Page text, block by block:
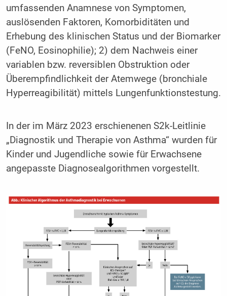
umfassenden Anamnese von Symptomen,
auslösenden Faktoren, Komorbiditäten und
Erhebung des klinischen Status und der Biomarker
(FeNO, Eosinophilie); 2) dem Nachweis einer
variablen bzw. reversiblen Obstruktion oder
Überempfindlichkeit der Atemwege (bronchiale
Hyperreagibilität) mittels Lungenfunktionstestung.
In der im März 2023 erschienenen S2k-Leitlinie
„Diagnostik und Therapie von Asthma“ wurden für
Kinder und Jugendliche sowie für Erwachsene
angepasste Diagnosealgorithmen vorgestellt.